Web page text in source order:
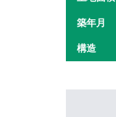
築年月
構造